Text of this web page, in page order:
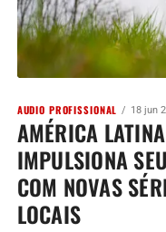
AUDIO PROFISSIONAL 18 jun
AMÉRICA
IMPULSIONA
COM NOVAS
LOCAIS